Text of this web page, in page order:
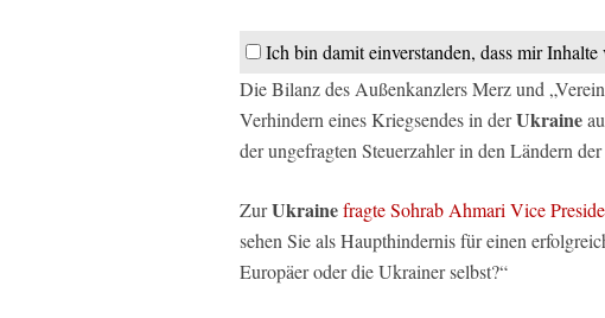
Ich bin damit einverstanden, dass mir
Die Bilanz des Außenkanzlers Merz und
Verhindern eines Kriegsendes in derUkraine
der ungefragten Steuerzahler in den Ländern
ZurUkrainefragte Sohrab Ahmari Vice
sehen Sie als Haupthindernis für einen
Europäer oder die Ukrainer selbst?“